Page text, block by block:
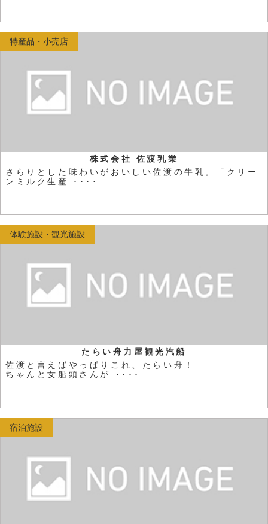
株式会社 佐渡乳業
さらりとした味わいがおいしい佐渡の牛乳。「クリー
ンミルク生産 ････
特産品・小売店
たらい舟力屋観光汽船
佐渡と言えばやっぱりこれ、たらい舟！
ちゃんと女船頭さんが ････
体験施設・観光施設
宿泊施設